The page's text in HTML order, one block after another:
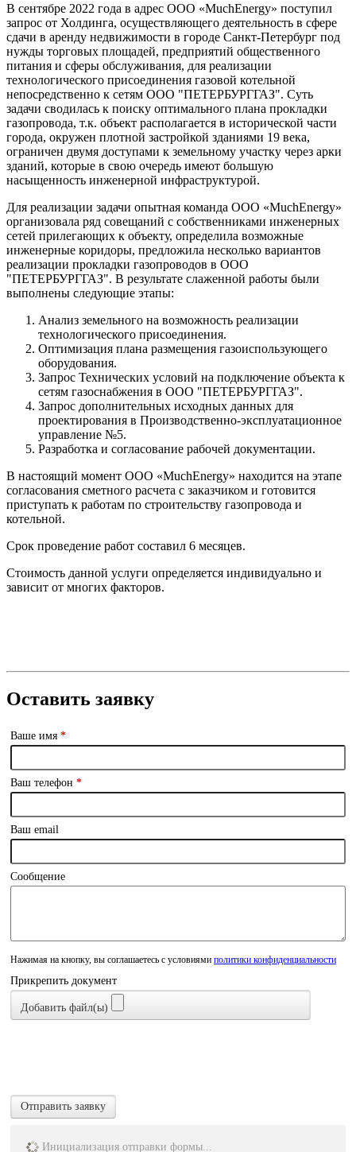
В сентябре 2022 года в адрес ООО «MuchEnergy» поступил
запрос от Холдинга, осуществляющего деятельность в сфере
сдачи в аренду недвижимости в городе Санкт-Петербург под
нужды торговых площадей, предприятий общественного
питания и сферы обслуживания, для реализации
технологического присоединения газовой котельной
непосредственно к сетям ООО "ПЕТЕРБУРГГАЗ". Суть
задачи сводилась к поиску оптимального плана прокладки
газопровода, т.к. объект располагается в исторической части
города, окружен плотной застройкой зданиями 19 века,
ограничен двумя доступами к земельному участку через арки
зданий, которые в свою очередь имеют большую
насыщенность инженерной инфраструктурой.
Для реализации задачи опытная команда ООО «MuchEnergy»
организовала ряд совещаний с собственниками инженерных
сетей прилегающих к объекту, определила возможные
инженерные коридоры, предложила несколько вариантов
реализации прокладки газопроводов в ООО
"ПЕТЕРБУРГГАЗ". В результате слаженной работы были
выполнены следующие этапы:
Анализ земельного на возможность реализации
технологического присоединения.
Оптимизация плана размещения газоиспользующего
оборудования.
Запрос Технических условий на подключение объекта к
сетям газоснабжения в ООО "ПЕТЕРБУРГГАЗ".
Запрос дополнительных исходных данных для
проектирования в Производственно-эксплуатационное
управление №5.
Разработка и согласование рабочей документации.
В настоящий момент ООО «MuchEnergy» находится на этапе
согласования сметного расчета с заказчиком и готовится
приступать к работам по строительству газопровода и
котельной.
Срок проведение работ составил 6 месяцев.
Стоимость данной услуги определяется индивидуально и
зависит от многих факторов.
Оставить заявку
Ваше имя *
Ваш телефон *
Ваш email
Сообщение
Нажимая на кнопку, вы соглашаетесь с условиями политики конфиденциальности
Прикрепить документ
Добавить файл(ы)
Отправить заявку
Инициализация отправки формы...